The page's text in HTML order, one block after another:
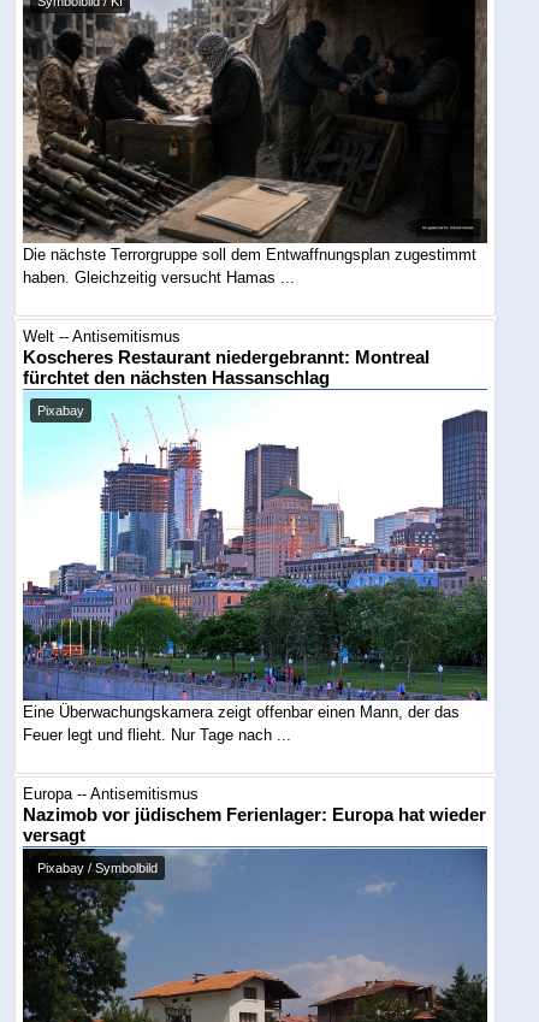
Die nächste Terrorgruppe soll dem Entwaffnungsplan zugestimmt
haben. Gleichzeitig versucht Hamas ...
Welt -- Antisemitismus
Koscheres Restaurant niedergebrannt: Montreal
fürchtet den nächsten Hassanschlag
Pixabay
Eine Überwachungskamera zeigt offenbar einen Mann, der das
Feuer legt und flieht. Nur Tage nach ...
Europa -- Antisemitismus
Nazimob vor jüdischem Ferienlager: Europa hat wieder
versagt
Pixabay / Symbolbild